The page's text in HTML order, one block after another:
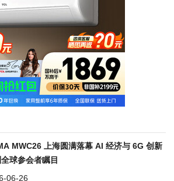
MWC26 上海圆满落幕 AI 经济与 6G 创新
球参会者瞩目
06-26